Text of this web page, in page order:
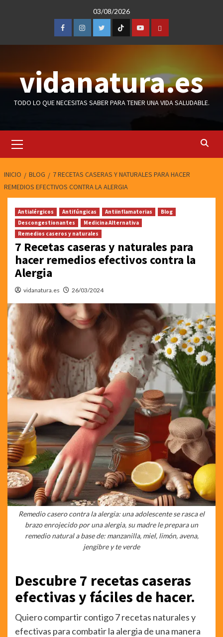
03/08/2026
FacebookInstagramTwitterTicTocYoutubeAmazon
vidanatura.es
TODO LO QUE NECESITAS SABER PARA TENER UNA VIDA SALUDABLE.
primario
INICIO BLOG
7 RECETAS CASERAS Y NATURALES PARA HACER
REMEDIOS EFECTIVOS CONTRA LA ALERGIA
Antialérgicos Antifúngicas Antiinflamatorias
Blog
Descongestionantes
Medicina Alternativa
Remedios caseros y naturales
7 Recetas caseras y naturales para
hacer remedios efectivos contra la
Alergia
vidanatura.es 26/03/2024
Remedio casero contra la alergia: una adolescente se rasca el
brazo enrojecido por una alergia, su madre le prepara un
remedio natural a base de: manzanilla, miel, limón, avena,
jengibre y te verde
Descubre 7 recetas caseras
efectivas y fáciles de hacer.
Quiero compartir contigo 7 recetas naturales y
efectivas para combatir la alergia de una manera